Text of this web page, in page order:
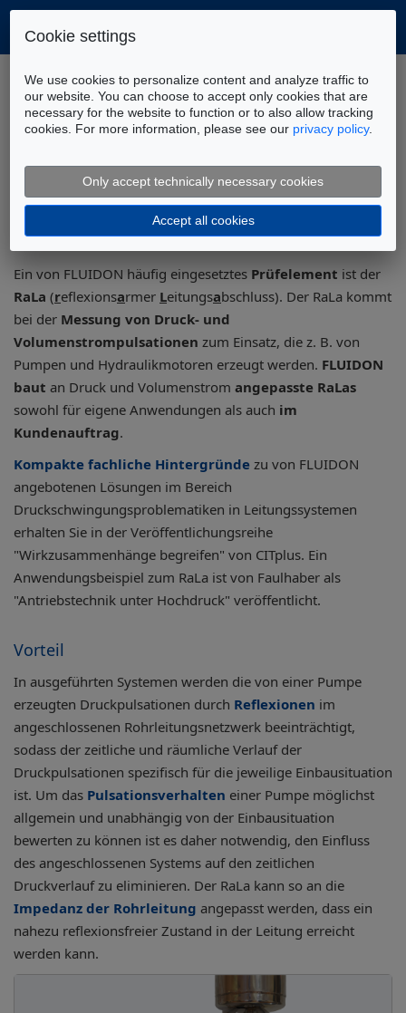
Home
Werkzeuge
Reflexionsarmer Leitungsabschluss
RaLa – Ein reflexionsarmer
Abschluss für Hydraulikleitungen
Ein von FLUIDON häufig eingesetztes Prüfelement ist der
RaLa (reflexionsarmer Leitungsabschluss). Der RaLa kommt
bei der Messung von Druck- und
Volumenstrompulsationen zum Einsatz, die z. B. von
Pumpen und Hydraulikmotoren erzeugt werden. FLUIDON
baut an Druck und Volumenstrom angepasste RaLas
sowohl für eigene Anwendungen als auch im
Kundenauftrag.
Kompakte fachliche Hintergründe zu von FLUIDON
angebotenen Lösungen im Bereich
Druckschwingungsproblematiken in Leitungssystemen
erhalten Sie in der Veröffentlichungsreihe
"Wirkzusammenhänge begreifen" von CITplus. Ein
Anwendungsbeispiel zum RaLa ist von Faulhaber als
"Antriebstechnik unter Hochdruck" veröffentlicht.
Vorteil
In ausgeführten Systemen werden die von einer Pumpe
erzeugten Druckpulsationen durch Reflexionen im
angeschlossenen Rohrleitungsnetzwerk beeinträchtigt,
sodass der zeitliche und räumliche Verlauf der
Druckpulsationen spezifisch für die jeweilige Einbausituation
ist. Um das Pulsationsverhalten einer Pumpe möglichst
allgemein und unabhängig von der Einbausituation
bewerten zu können ist es daher notwendig, den Einfluss
des angeschlossenen Systems auf den zeitlichen
Druckverlauf zu eliminieren. Der RaLa kann so an die
Impedanz der Rohrleitung angepasst werden, dass ein
nahezu reflexionsfreier Zustand in der Leitung erreicht
werden kann.
Cookie settings
We use cookies to personalize content and analyze traffic to
our website. You can choose to accept only cookies that are
necessary for the website to function or to also allow tracking
cookies. For more information, please see our privacy policy.
Only accept technically necessary cookies
Accept all cookies